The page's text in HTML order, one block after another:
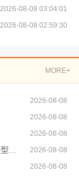
2026-08-08 03:04:01
2026-08-08 02:59:30
MORE+
2026-08-08
2026-08-08
2026-08-08
2026-08-08
2026-08-08